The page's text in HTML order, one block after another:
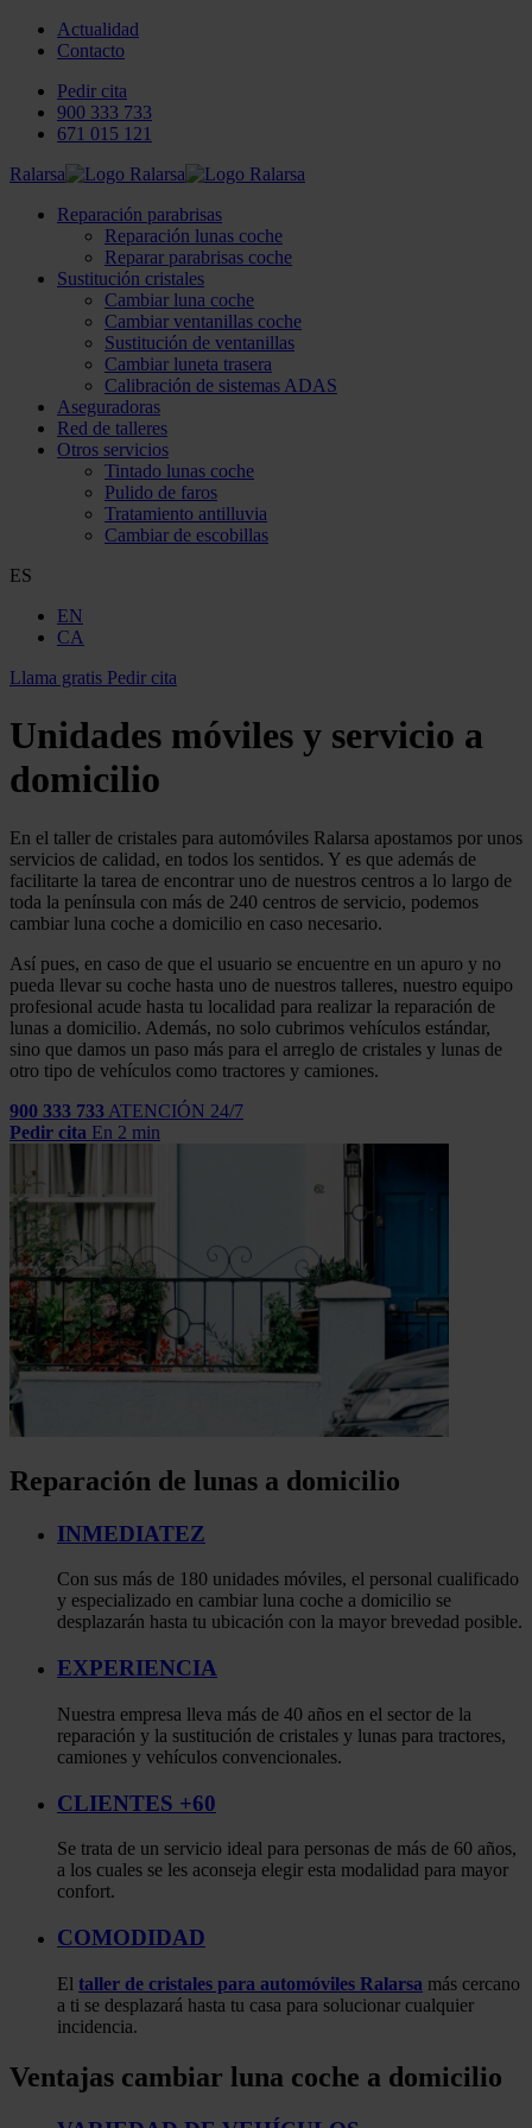
Actualidad
Contacto
Pedir cita
900 333 733
671 015 121
Ralarsa
Reparación parabrisas
Reparación lunas coche
Reparar parabrisas coche
Sustitución cristales
Cambiar luna coche
Cambiar ventanillas coche
Sustitución de ventanillas
Cambiar luneta trasera
Calibración de sistemas ADAS
Aseguradoras
Red de talleres
Otros servicios
Tintado lunas coche
Pulido de faros
Tratamiento antilluvia
Cambiar de escobillas
ES
EN
CA
Llama gratis Pedir cita
Unidades móviles y servicio a
domicilio
En el taller de cristales para automóviles Ralarsa apostamos por unos
servicios de calidad, en todos los sentidos. Y es que además de
facilitarte la tarea de encontrar uno de nuestros centros a lo largo de
toda la península con más de 240 centros de servicio, podemos
cambiar luna coche a domicilio en caso necesario.
Así pues, en caso de que el usuario se encuentre en un apuro y no
pueda llevar su coche hasta uno de nuestros talleres, nuestro equipo
profesional acude hasta tu localidad para realizar la reparación de
lunas a domicilio. Además, no solo cubrimos vehículos estándar,
sino que damos un paso más para el arreglo de cristales y lunas de
otro tipo de vehículos como tractores y camiones.
900 333 733 ATENCIÓN 24/7
Pedir cita En 2 min
Reparación de lunas a domicilio
INMEDIATEZ
Con sus más de 180 unidades móviles, el personal cualificado
y especializado en cambiar luna coche a domicilio se
desplazarán hasta tu ubicación con la mayor brevedad posible.
EXPERIENCIA
Nuestra empresa lleva más de 40 años en el sector de la
reparación y la sustitución de cristales y lunas para tractores,
camiones y vehículos convencionales.
CLIENTES +60
Se trata de un servicio ideal para personas de más de 60 años,
a los cuales se les aconseja elegir esta modalidad para mayor
confort.
COMODIDAD
El taller de cristales para automóviles Ralarsa más cercano
a ti se desplazará hasta tu casa para solucionar cualquier
incidencia.
Ventajas cambiar luna coche a domicilio